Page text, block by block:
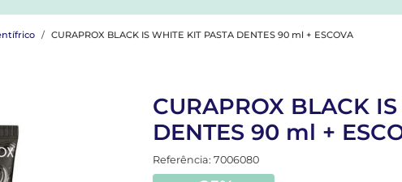
CURAPROX BLACK IS WHITE KIT PASTA DENTES 90 ml + ESCOVA
CURAPROX BLACK
DENTES 90 ml +
Referência: 7006080